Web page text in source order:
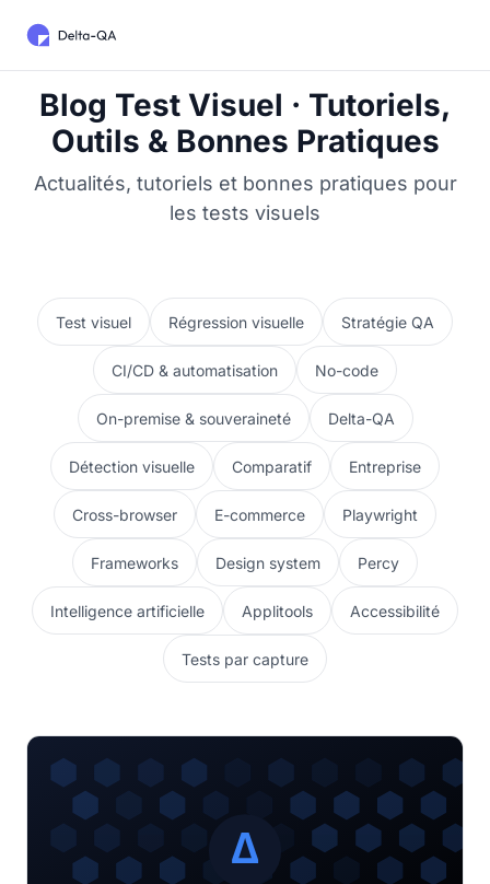
Blog Test Visuel · Tutoriels,
Outils & Bonnes Pratiques
Actualités, tutoriels et bonnes pratiques pour
les tests visuels
Test visuel Régression visuelle Stratégie QA
CI/CD & automatisation No-code
On-premise & souveraineté Delta-QA
Détection visuelle Comparatif Entreprise
Cross-browser E-commerce Playwright
Frameworks Design system Percy
Intelligence artificielle Applitools Accessibilité
Tests par capture